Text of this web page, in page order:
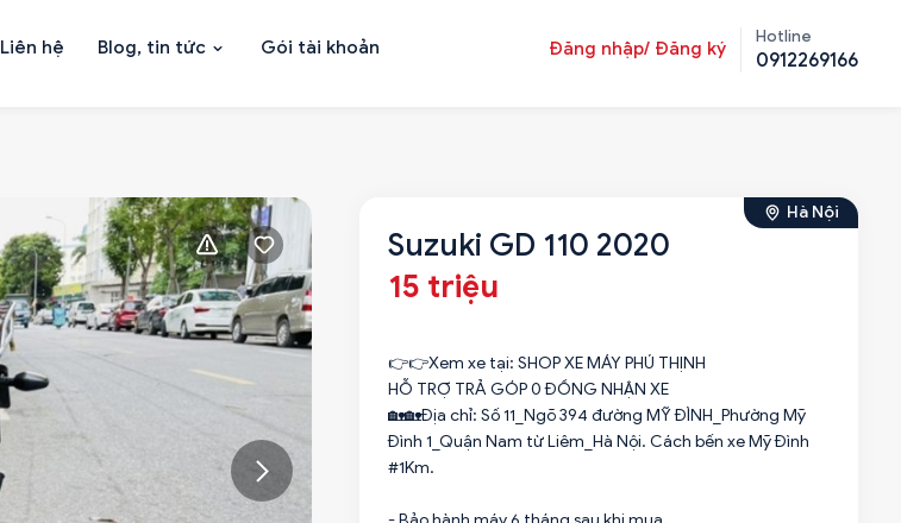
Liên hệ Blog, tin tức Gói tài khoản Đăng nhập/ Đăng ký
Hotline
0912269166
Hà Nội
Suzuki GD 110 2020
15 triệu
👉👉Xem xe tại: SHOP XE MÁY PHÚ THỊNH
HỖ TRỢ TRẢ GÓP 0 ĐỒNG NHẬN XE
🏡🏡Địa chỉ: Số 11_Ngõ 394 đường MỸ ĐÌNH_Phường Mỹ
Đình 1_Quận Nam từ Liêm_Hà Nội. Cách bến xe Mỹ Đình
#1Km.